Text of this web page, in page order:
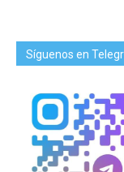
Síguenos en